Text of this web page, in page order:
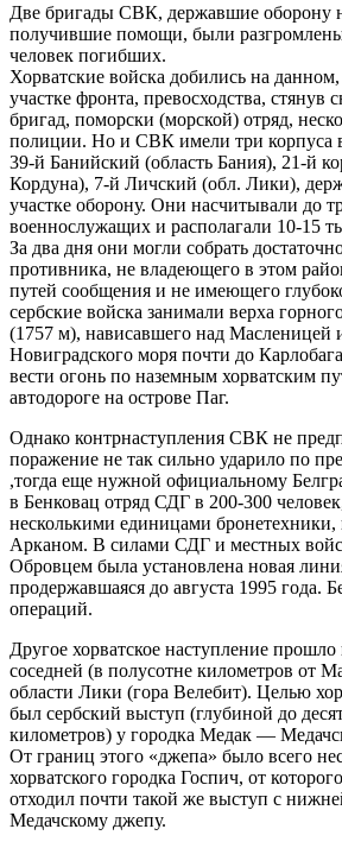
Две бригады СВК, державшие оборону
получившие помощи, были
человек погибших.
Хорватские войска добились на
участке фронта, превосходства, стянув
бригад, поморски (морской) отряд,
полиции. Но и СВК имели три корпуса
39-й Банийский (область Бания), 21-й
Кордуна), 7-й Личский (обл. Лики),
участке оборону. Они насчитывали до
военнослужащих и располагали 10-15
За два дня они могли собрать
противника, не владеющего в этом
путей сообщения и не имеющего
сербские войска занимали верха
(1757 м), нависавшего над Масленицей
Новиградского моря почти до
вести огонь по наземным хорватским
автодороге на острове Паг.
Однако контрнаступления СВК не
поражение не так сильно ударило по
,тогда еще нужной официальному
в Бенковац отряд СДГ в 200-300
несколькими единицами
Арканом. В силами СДГ и местных
Обровцем была установлена новая
продержавшаяся до августа 1995 года.
операций.
Другое хорватское наступление
соседней (в полусотне километров от
области Лики (гора Велебит). Целью
был сербский выступ (глубиной до
километров) у городка Медак —
От границ этого «джепа» было всего
хорватского городка Госпич, от
отходил почти такой же выступ с
Медачскому джепу.